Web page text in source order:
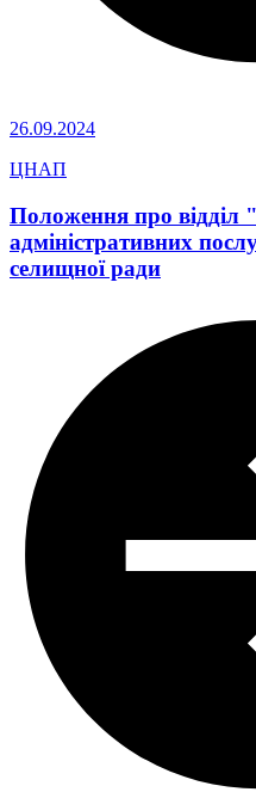
26.09.2024
ЦНАП
Положення про відділ
адміністративних
селищної ради